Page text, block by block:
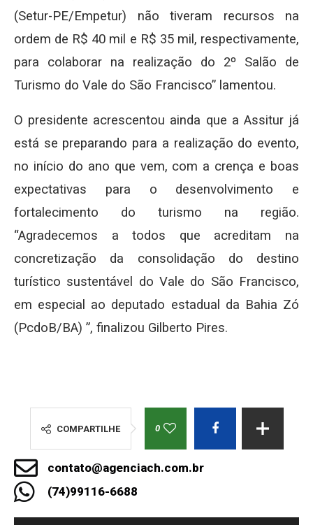
(Setur-PE/Empetur) não tiveram recursos na
ordem de R$ 40 mil e R$ 35 mil, respectivamente,
para colaborar na realização do 2º Salão de
Turismo do Vale do São Francisco” lamentou.
O presidente acrescentou ainda que a Assitur já
está se preparando para a realização do evento,
no início do ano que vem, com a crença e boas
expectativas para o desenvolvimento e
fortalecimento do turismo na região.
“Agradecemos a todos que acreditam na
concretização da consolidação do destino
turístico sustentável do Vale do São Francisco,
em especial ao deputado estadual da Bahia Zó
(PcdoB/BA) ”, finalizou Gilberto Pires.
COMPARTILHE 0
contato@agenciach.com.br
(74)99116-6688